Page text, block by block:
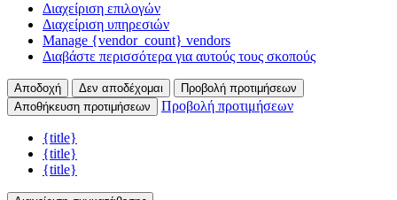
Διαχείριση επιλογών
Διαχείριση υπηρεσιών
Manage {vendor_count} vendors
Διαβάστε περισσότερα για αυτούς τους σκοπούς
Αποδοχή Δεν αποδέχομαι
Προβολή προτιμήσεων
Αποθήκευση προτιμήσεων
Προβολή προτιμήσεων
{title}
{title}
{title}